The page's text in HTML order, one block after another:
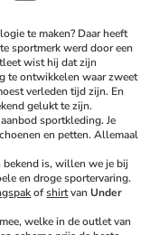
te maken? Daar heeft
sportmerk werd door een
wist hij dat zijn
te ontwikkelen waar zweet
verleden tijd zijn. En
gelukt te zijn.
sportkleding. Je
en petten. Allemaal
bekend is, willen we je bij
en droge sportervaring.
of shirt van Under
mee, welke in de outlet van